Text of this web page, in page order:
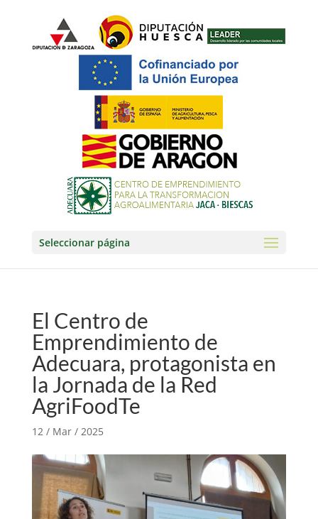
Seleccionar página
El Centro de
Emprendimiento de
Adecuara, protagonista en
la Jornada de la Red
AgriFoodTe
12 / Mar / 2025